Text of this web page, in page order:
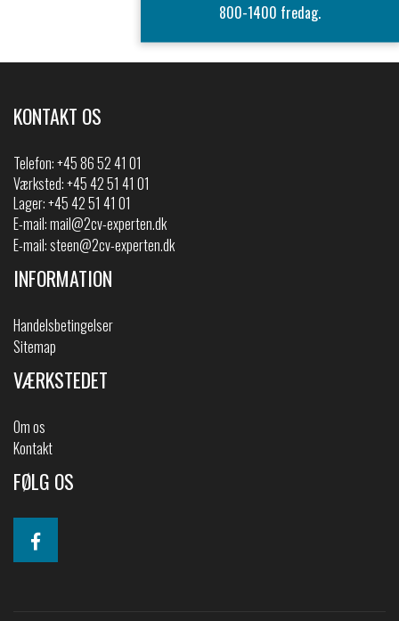
800-1400 fredag.
KONTAKT OS
Telefon:+45 86 52 41 01
Værksted: +45 42 51 41 01
Lager: +45 42 51 41 01
E-mail:mail@2cv-experten.dk
E-mail:steen@2cv-experten.dk
INFORMATION
Handelsbetingelser
Sitemap
VÆRKSTEDET
Om os
Kontakt
FØLG OS